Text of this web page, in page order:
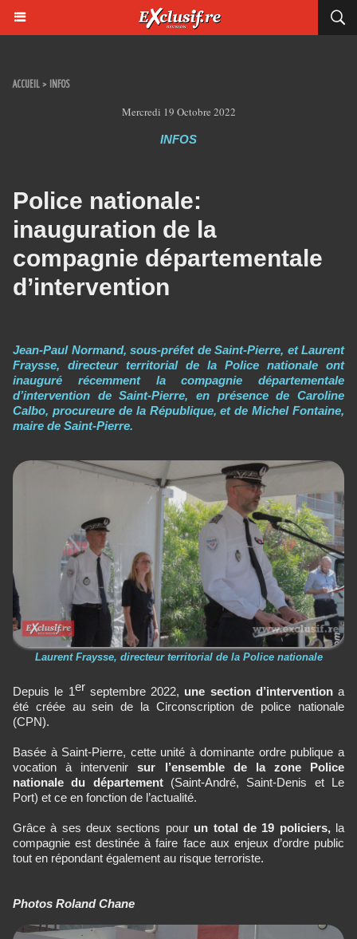
ACCUEIL > INFOS
Mercredi 19 Octobre 2022
INFOS
Police nationale:
inauguration de la
compagnie départementale
d’intervention
Jean-Paul Normand, sous-préfet de Saint-Pierre, et Laurent
Fraysse, directeur territorial de la Police nationale ont
inauguré récemment la compagnie départementale
d’intervention de Saint-Pierre, en présence de Caroline
Calbo, procureure de la République, et de Michel Fontaine,
maire de Saint-Pierre.
Laurent Fraysse, directeur territorial de la Police nationale
Depuis le 1er septembre 2022, une section d’interventiona
été créée au sein de la Circonscription de police nationale
(CPN).
Basée à Saint-Pierre, cette unité à dominante ordre publique a
vocation à intervenirsur l’ensemble de la zone Police
nationale du département (Saint-André, Saint-Denis et Le
Port) et ce en fonction de l’actualité.
Grâce à ses deux sections pour un total de 19 policiers, la
compagnie est destinée à faire face aux enjeux d’ordre public
tout en répondant également au risque terroriste.
Photos Roland Chane